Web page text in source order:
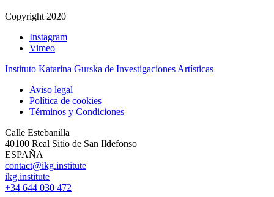
Copyright 2020
Instagram
Vimeo
Instituto Katarina Gurska de Investigaciones Artísticas
Aviso legal
Política de cookies
Términos y Condiciones
Calle Estebanilla
40100 Real Sitio de San Ildefonso
ESPAÑA
contact@ikg.institute
ikg.institute
+34 644 030 472